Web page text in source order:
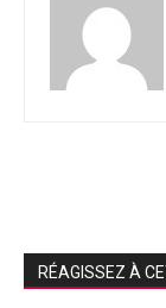
RÉAGISSEZ À